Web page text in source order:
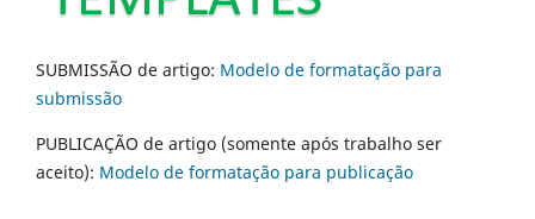
SUBMISSÃO de artigo: Modelo de formatação para
submissão
PUBLICAÇÃO de artigo (somente após trabalho ser
aceito): Modelo de formatação para publicação